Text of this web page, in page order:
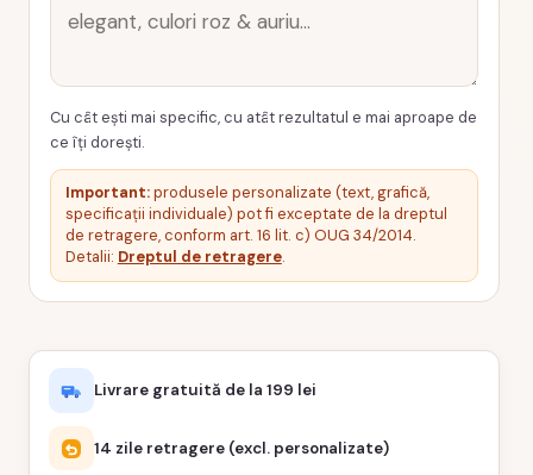
Cu cât ești mai specific, cu atât rezultatul e mai aproape de
ce îți dorești.
Important:produsele personalizate (text, grafică,
specificații individuale) pot fi exceptate de la dreptul
de retragere, conform art. 16 lit. c) OUG 34/2014.
Detalii: Dreptul de retragere.
Livrare gratuită de la 199 lei
14 zile retragere (excl. personalizate)